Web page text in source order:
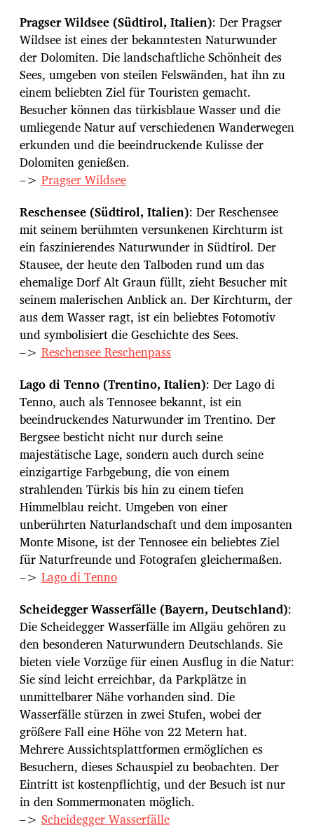
Pragser Wildsee (Südtirol, Italien): Der Pragser
Wildsee ist eines der bekanntesten Naturwunder
der Dolomiten. Die landschaftliche Schönheit des
Sees, umgeben von steilen Felswänden, hat ihn zu
einem beliebten Ziel für Touristen gemacht.
Besucher können das türkisblaue Wasser und die
umliegende Natur auf verschiedenen Wanderwegen
erkunden und die beeindruckende Kulisse der
Dolomiten genießen.
–> Pragser Wildsee
Reschensee (Südtirol, Italien): Der Reschensee
mit seinem berühmten versunkenen Kirchturm ist
ein faszinierendes Naturwunder in Südtirol. Der
Stausee, der heute den Talboden rund um das
ehemalige Dorf Alt Graun füllt, zieht Besucher mit
seinem malerischen Anblick an. Der Kirchturm, der
aus dem Wasser ragt, ist ein beliebtes Fotomotiv
und symbolisiert die Geschichte des Sees.
–> Reschensee Reschenpass
Lago di Tenno (Trentino, Italien): Der Lago di
Tenno, auch als Tennosee bekannt, ist ein
beeindruckendes Naturwunder im Trentino. Der
Bergsee besticht nicht nur durch seine
majestätische Lage, sondern auch durch seine
einzigartige Farbgebung, die von einem
strahlenden Türkis bis hin zu einem tiefen
Himmelblau reicht. Umgeben von einer
unberührten Naturlandschaft und dem imposanten
Monte Misone, ist der Tennosee ein beliebtes Ziel
für Naturfreunde und Fotografen gleichermaßen.
–> Lago di Tenno
Scheidegger Wasserfälle (Bayern, Deutschland):
Die Scheidegger Wasserfälle im Allgäu gehören zu
den besonderen Naturwundern Deutschlands. Sie
bieten viele Vorzüge für einen Ausflug in die Natur:
Sie sind leicht erreichbar, da Parkplätze in
unmittelbarer Nähe vorhanden sind. Die
Wasserfälle stürzen in zwei Stufen, wobei der
größere Fall eine Höhe von 22 Metern hat.
Mehrere Aussichtsplattformen ermöglichen es
Besuchern, dieses Schauspiel zu beobachten. Der
Eintritt ist kostenpflichtig, und der Besuch ist nur
in den Sommermonaten möglich.
–> Scheidegger Wasserfälle